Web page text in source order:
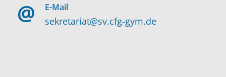
E-Mail
sekretariat@sv.cfg-gym.de